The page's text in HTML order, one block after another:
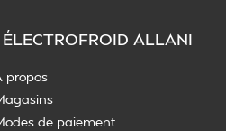
ÉLECTROFROID ALLANI
propos
de paiement